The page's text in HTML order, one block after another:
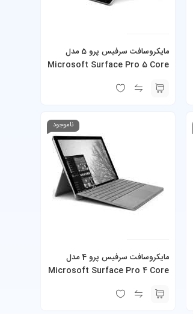
مایکروسافت سرفیس پرو 5 مدل
Microsoft Surface Pro 5 Core
همراه کیبورد و شارژر
ناموجود
‎مایکروسافت سرفیس پرو 4 مدل
Microsoft Surface Pro 4 Core